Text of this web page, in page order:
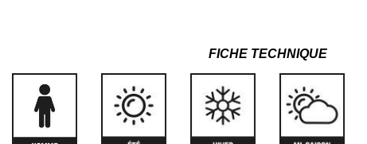
FICHE TECHNIQUE